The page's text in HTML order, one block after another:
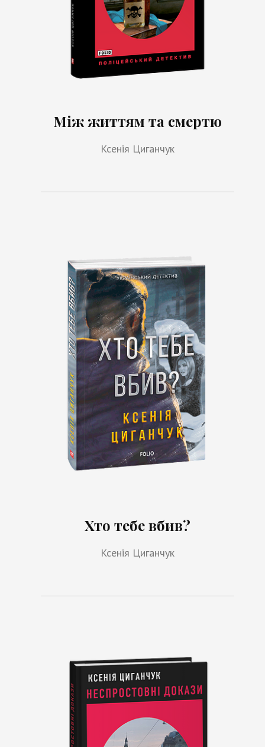
Між життям та смертю
Ксенія Циганчук
Хто тебе вбив?
Ксенія Циганчук